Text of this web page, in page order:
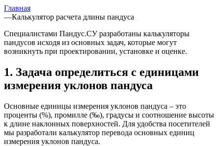
Главная
—Калькулятор расчета длины пандуса
Специалистами Пандус.СУ разработаны калькуляторы
пандусов исходя из основных задач, которые могут
возникнуть при проектировании, установке и оценке.
1. Задача определиться с единицами
измерения уклонов пандуса
Основные единицы измерения уклонов пандуса – это
проценты (%), промилле (‰), градусы и соотношение высоты
к длине наклонных поверхностей. Для удобства посетителей
мы разработали калькулятор перевода основных единиц
измерения уклонов пандуса.